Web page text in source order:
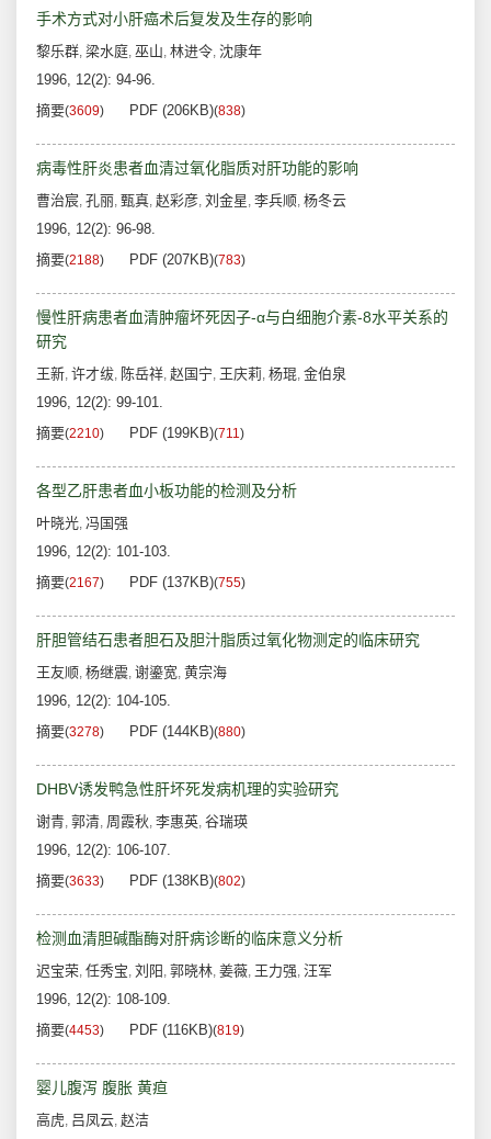
手术方式对小肝癌术后复发及生存的影响
黎乐群, 梁水庭, 巫山, 林进令, 沈康年
1996, 12(2): 94-96.
摘要(3609) PDF (206KB)(838)
病毒性肝炎患者血清过氧化脂质对肝功能的影响
曹治宸, 孔丽, 甄真, 赵彩彦, 刘金星, 李兵顺, 杨冬云
1996, 12(2): 96-98.
摘要(2188) PDF (207KB)(783)
慢性肝病患者血清肿瘤坏死因子-α与白细胞介素-8水平关系的
研究
王新, 许才绂, 陈岳祥, 赵国宁, 王庆莉, 杨琨, 金伯泉
1996, 12(2): 99-101.
摘要(2210) PDF (199KB)(711)
各型乙肝患者血小板功能的检测及分析
叶晓光, 冯国强
1996, 12(2): 101-103.
摘要(2167) PDF (137KB)(755)
肝胆管结石患者胆石及胆汁脂质过氧化物测定的临床研究
王友顺, 杨继震, 谢鎏宽, 黄宗海
1996, 12(2): 104-105.
摘要(3278) PDF (144KB)(880)
DHBV诱发鸭急性肝坏死发病机理的实验研究
谢青, 郭清, 周霞秋, 李惠英, 谷瑞瑛
1996, 12(2): 106-107.
摘要(3633) PDF (138KB)(802)
检测血清胆碱酯酶对肝病诊断的临床意义分析
迟宝荣, 任秀宝, 刘阳 , 郭晓林, 姜薇, 王力强, 汪军
1996, 12(2): 108-109.
摘要(4453) PDF (116KB)(819)
婴儿腹泻 腹胀 黄疸
高虎, 吕凤云, 赵洁